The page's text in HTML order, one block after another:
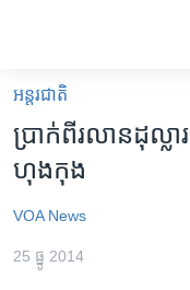
គេហទំព័រ​
ទាក់ទង
រំលង​
និង​
ទំព័រ​
អន្តរជាតិ
ហេឡូវីអូអេ
អន្តរជាតិ
ប្រាក់​ពីរ​លាន​ដុល្ល
ហុង​កុង​
VOA News
25 ធ្នូ 2014